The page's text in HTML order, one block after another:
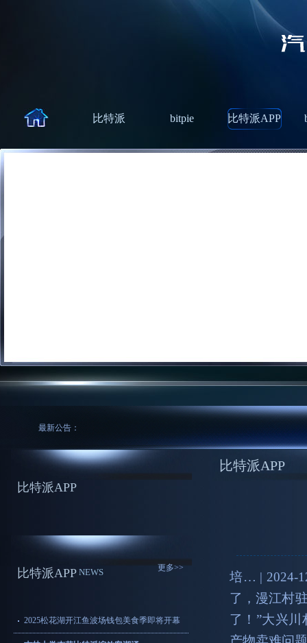
比特派 bitpie 比特派APP
最新公告：
比特派APP
比特派APP NEWS 更多>>
2025松花湖开江鱼波场钱包美食季即将开幕
比特派APP
培… | 2024-
了，漫江村
了！”大兴